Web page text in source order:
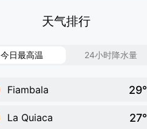
天气排行
今日最高温 24小时降水量
Fiambala 29°
La Quiaca 27°